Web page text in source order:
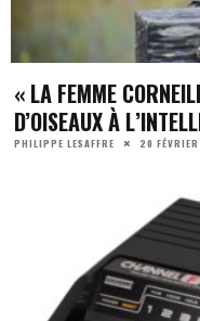
« LA FEMME
D’OISEAUX À
PHILIPPE LESAFFRE 20